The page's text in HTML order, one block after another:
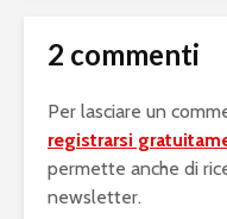
2 commenti
Per lasciare un
registrarsi
permette anche di
newsletter.